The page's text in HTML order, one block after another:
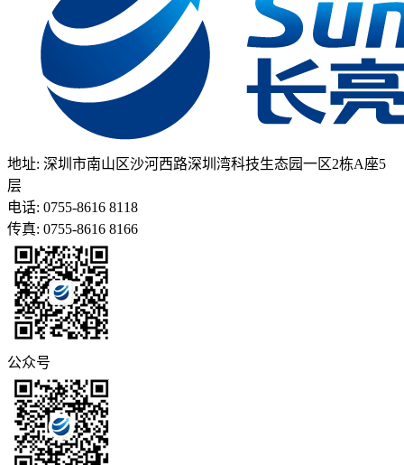
地址: 深圳市南山区沙河西路深圳湾科技生态园一区2栋A座5
层
电话: 0755-8616 8118
传真: 0755-8616 8166
公众号